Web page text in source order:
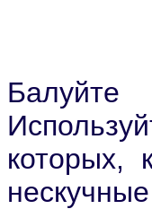
Балуйте
которых,
нескучные